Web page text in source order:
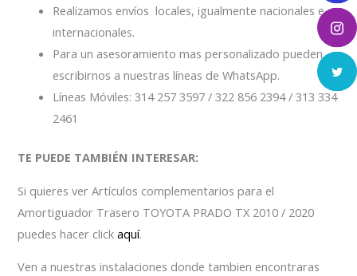
Realizamos envíos locales, igualmente nacionales e
internacionales.
Para un asesoramiento mas personalizado pueden
escribirnos a nuestras líneas de WhatsApp.
Líneas Móviles: 314 257 3597 / 322 856 2394 / 313 334
2461
TE PUEDE TAMBIÉN INTERESAR:
Si quieres ver Artículos complementarios para el
Amortiguador Trasero TOYOTA PRADO TX 2010 / 2020
puedes hacer clickaquí.
Ven a nuestras instalaciones donde tambien encontraras